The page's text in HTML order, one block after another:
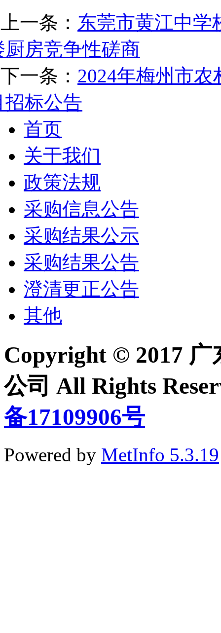
上一条： 东莞市黄江中学
厨房竞争性磋商
下一条： 2024年梅州市
招标公告
首页
关于我们
政策法规
采购信息公告
采购结果公示
采购结果公告
澄清更正公告
其他
Copyright © 2017
公司 All Rights
备17109906号
Powered by MetInfo 5.3.19